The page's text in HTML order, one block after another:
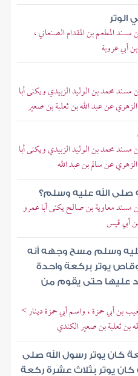
المطعم بن المقدام الصنعاني ،
أبي عروبة
مسند محمد بن الوليد الزبيدي ويكنى أبا
عن عبد الله بن ثعلبة بن صعير
مسند محمد بن الوليد الزبيدي ويكنى أبا
عن سالم بن عبد الله
صلى الله عليه وسلم؟
مسند معاوية بن صالح يكنى أبا عمرو
أبي قيس
وسلم مسح وجهه أنه
يوتر بركعة واحدة
عليها حتى يقوم من
بن أبي حمزة ، واسم أبي حمزة دينار >
ثعلبة بن صعير الكندي
كان يوتر رسول الله صلى
يوتر بثلاث عشرة ركعة